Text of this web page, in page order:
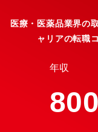
研究活動に貢献して
発プラットフォーム)
る産業に新たな1ペー
とを目指し、あらゆ
鳥類、植物、微生物
医療・医薬品業界の
ャリアの転職
年収